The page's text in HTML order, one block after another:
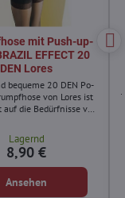
mit Push-up-
EFFECT 20
DEN Lores
bequeme 20 DEN Po-
von Lores ist
die Bedürfnisse von
einschließlich des Po.
Lagernd
8,90 €
Ansehen